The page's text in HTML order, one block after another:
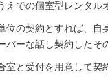
での個室型レンタル
位の契約とすれば、
ーな話し契約したそ
室と受付を用意して